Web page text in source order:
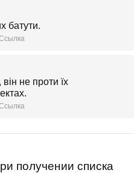
батути.
не проти їх
получении списка